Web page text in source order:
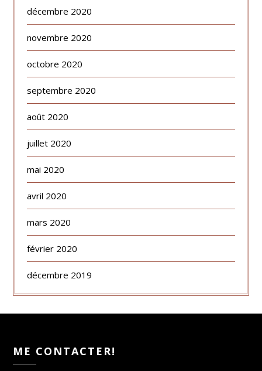
décembre 2020
novembre 2020
octobre 2020
septembre 2020
août 2020
juillet 2020
mai 2020
avril 2020
mars 2020
février 2020
décembre 2019
ME CONTACTER!